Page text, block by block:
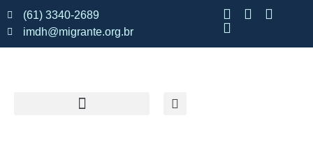
(61) 3340-2689
imdh@migrante.org.br